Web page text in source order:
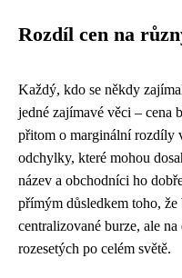
Rozdíl cen na
Každý, kdo se někdy
jedné zajímavé věci – cena
přitom o marginální rozdíly
odchylky, které mohou
název a obchodníci ho
přímým důsledkem toho,
centralizované burze, ale
rozesetých po celém světě.